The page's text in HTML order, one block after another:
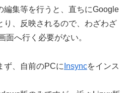
編集等を行うと、直ちにGoogle
り、反映されるので、わざわざ
面へ行く必要がない。
ず、自前のPCに Insyncをインス